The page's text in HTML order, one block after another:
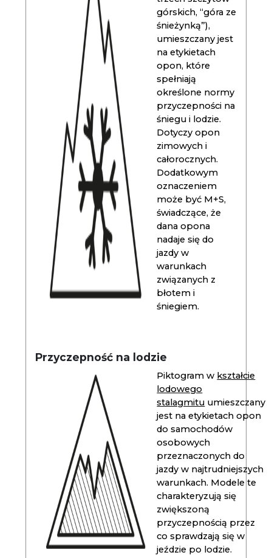
górskich, “góra ze
śnieżynką”),
umieszczany jest
na etykietach
opon, które
spełniają
określone normy
przyczepności na
śniegu i lodzie.
Dotyczy opon
zimowych i
całorocznych.
Dodatkowym
oznaczeniem
może być M+S,
świadczące, że
dana opona
nadaje się do
jazdy w
warunkach
związanych z
błotem i
śniegiem.
Przyczepność na lodzie
Piktogram w kształcie
lodowego
stalagmitu umieszczany
jest na etykietach opon
do samochodów
osobowych
przeznaczonych do
jazdy w najtrudniejszych
warunkach. Modele te
charakteryzują się
zwiększoną
przyczepnością przez
co sprawdzają się w
jeździe po lodzie.